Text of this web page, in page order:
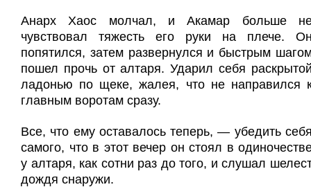
Анарх Хаос молчал, и Акамар больше
чувствовал тяжесть его руки на плече.
попятился, затем развернулся и быстрым
пошел прочь от алтаря. Ударил себя
ладонью по щеке, жалея, что не направился
главным воротам сразу.
Все, что ему оставалось теперь, — убедить
самого, что в этот вечер он стоял в
у алтаря, как сотни раз до того, и слушал
дождя снаружи.